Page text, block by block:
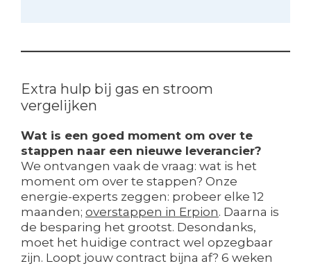
Extra hulp bij gas en stroom
vergelijken
Wat is een goed moment om over te
stappen naar een nieuwe leverancier?
We ontvangen vaak de vraag: wat is het
moment om over te stappen? Onze
energie-experts zeggen: probeer elke 12
maanden; overstappen in Erpion. Daarna is
de besparing het grootst. Desondanks,
moet het huidige contract wel opzegbaar
zijn. Loopt jouw contract bijna af? 6 weken